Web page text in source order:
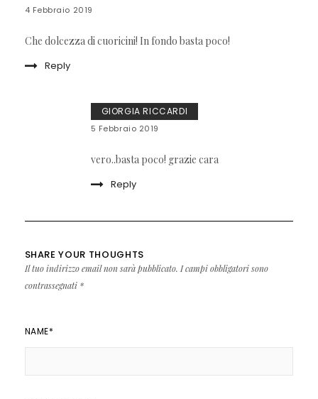
4 Febbraio 2019
Che dolcezza di cuoricini! In fondo basta poco!
Reply
GIORGIA RICCARDI
5 Febbraio 2019
vero..basta poco! grazie cara
Reply
SHARE YOUR THOUGHTS
Il tuo indirizzo email non sarà pubblicato. I campi obbligatori sono
contrassegnati *
NAME*